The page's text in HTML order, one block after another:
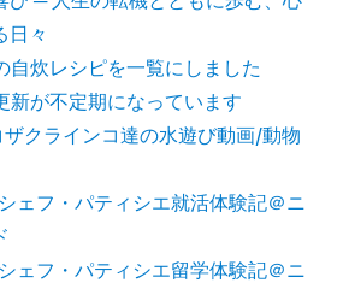
日々
炊レシピを一覧にしました
が不定期になっています
クラインコ達の水遊び動画/動物
ェフ・パティシエ就活体験記＠ニ
ェフ・パティシエ留学体験記＠ニ